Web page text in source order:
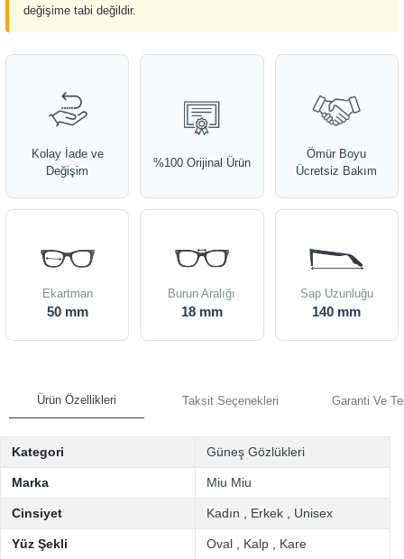
değişime tabi değildir.
Kolay İade ve
Değişim
%100 Orijinal Ürün
Ömür Boyu
Ücretsiz Bakım
Ekartman
50 mm
Burun Aralığı
18 mm
Sap Uzunluğu
140 mm
Ürün Özellikleri Taksit Seçenekleri Garanti Ve
Kategori Güneş Gözlükleri
Marka Miu Miu
Cinsiyet Kadın Erkek Unisex
Yüz Şekli Oval Kalp Kare